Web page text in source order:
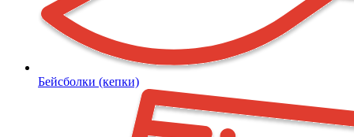
Бейсболки (кепки)